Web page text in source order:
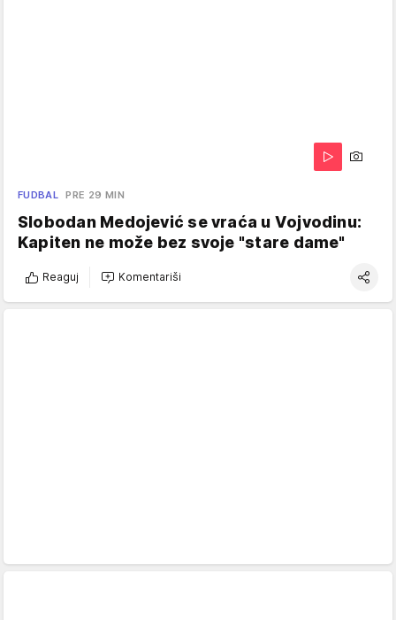
FUDBAL PRE 29 MIN
Slobodan Medojević se vraća u Vojvodinu:
Kapiten ne može bez svoje "stare dame"
Reaguj Komentariši